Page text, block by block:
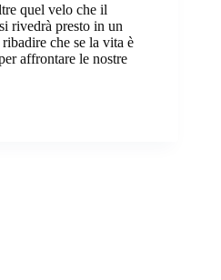
quel velo che il
rivedrà presto in un
che se la vita è
affrontare le nostre